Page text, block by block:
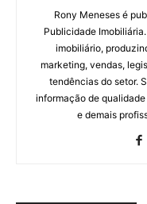
Rony Meneses é
Publicidade
imobiliário,
marketing, vendas,
tendências do setor.
informação de
e demais